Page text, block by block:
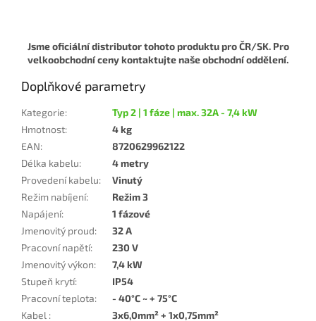
Jsme oficiální distributor tohoto produktu pro ČR/SK. Pro
velkoobchodní ceny kontaktujte naše obchodní oddělení.
Doplňkové parametry
Kategorie:
Typ 2 | 1 fáze | max. 32A - 7,4 kW
Hmotnost:
4 kg
EAN:
8720629962122
Délka kabelu:
4 metry
Provedení kabelu:
Vinutý
Režim nabíjení:
Režim 3
Napájení:
1 fázové
Jmenovitý proud:
32 A
Pracovní napětí:
230 V
Jmenovitý výkon:
7,4 kW
Stupeň krytí:
IP54
Pracovní teplota:
- 40°C ~ + 75°C
Kabel :
3x6,0mm² + 1x0,75mm²